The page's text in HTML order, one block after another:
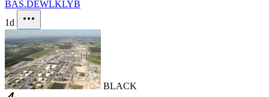
BAS.DEWLKLYB
1d
BLACK